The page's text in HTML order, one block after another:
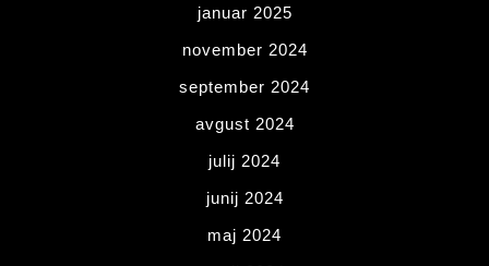
januar 2025
november 2024
september 2024
avgust 2024
julij 2024
junij 2024
maj 2024